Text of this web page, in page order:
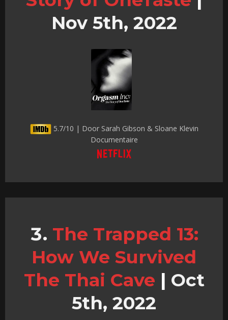
Nov 5th, 2022
5.7/10 | Door Sarah Gibson & Sloane Klevin
Documentaire
The Trapped 13:
How We Survived
The Thai Cave | Oct
5th, 2022